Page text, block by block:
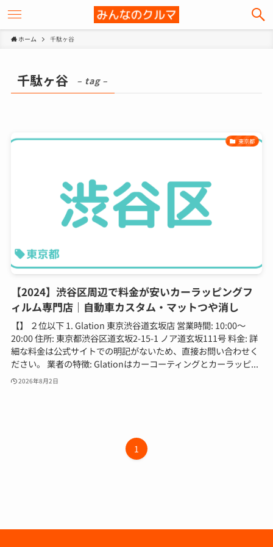
ホーム 千駄ヶ谷
千駄ヶ谷 – tag –
東京都
【2024】渋谷区周辺で料金が安いカーラッピングフ
ィルム専門店｜自動車カスタム・マットつや消し
【】 ２位以下 1. Glation 東京渋谷道玄坂店 営業時間: 10:00～
20:00 住所: 東京都渋谷区道玄坂2-15-1 ノア道玄坂111号 料金: 詳
細な料金は公式サイトでの明記がないため、直接お問い合わせく
ださい。 業者の特徴: Glationはカーコーティングとカーラッピ...
2026年8月2日
1